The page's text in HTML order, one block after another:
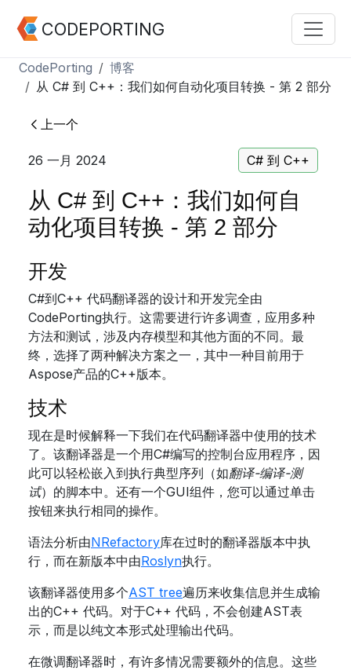
CODEPORTING
CodePorting
博客
从 C# 到 C++：我们如何自动化项目转换 - 第 2 部分
上一个
26 一月 2024 C# 到 C++
从 C# 到 C++：我们如何自
动化项目转换 - 第 2 部分
开发
C#到C++ 代码翻译器的设计和开发完全由
CodePorting执行。这需要进行许多调查，应用多种
方法和测试，涉及内存模型和其他方面的不同。最
终，选择了两种解决方案之一，其中一种目前用于
Aspose产品的C++版本。
技术
现在是时候解释一下我们在代码翻译器中使用的技术
了。该翻译器是一个用C#编写的控制台应用程序，因
此可以轻松嵌入到执行典型序列（如翻译-编译-测
试）的脚本中。还有一个GUI组件，您可以通过单击
按钮来执行相同的操作。
语法分析由NRefactory库在过时的翻译器版本中执
行，而在新版本中由Roslyn执行。
该翻译器使用多个AST tree遍历来收集信息并生成输
出的C++ 代码。对于C++ 代码，不会创建AST表
示，而是以纯文本形式处理输出代码。
在微调翻译器时，有许多情况需要额外的信息。这些